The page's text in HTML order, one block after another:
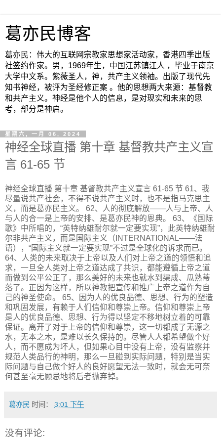
葛亦民博客
葛亦民：伟大的互联网宗教家思想家活动家，香港四季出版
社签约作家。男，1969年生，中国江苏镇江人 ，毕业于南京
大学中文系。紫薇圣人，神，共产主义领袖。出版了现代先
知书神经，被评为圣经修正案 。他的思想两大来源：基督教
和共产主义。神经是他个人的信息，是对现实和未来的思
考，部分是神启。
星期六, 一月 06, 2024
神经全球直播 第十章 基督教共产主义宣
言 61-65 节
神经全球直播 第十章 基督教共产主义宣言 61-65 节 61、我
尽量说共产社会，不得不说共产主义时，也不是指马克思主
义，而是葛亦民主义。 62、人的彻底解放——人与上帝、人
与人的合一是上帝的安排、是葛亦民神的恩典。 63、《国际
歌》中所唱的，“英特纳雄耐尔就一定要实现”，此英特纳雄耐
尔非共产主义，而是国际主义（INTERNATIONAL——法
语），“国际主义就一定要实现”不过是全球化的诉求而已。
64、人类的未来取决于上帝以及人们对上帝之道的领悟和追
求，一旦全人类对上帝之道达成了共识，都能遵循上帝之道
而做到公平公正了，那么美好的未来也就水到渠成、瓜熟蒂
落了。正因为这样，所以神教把宣传和推广上帝之道作为自
己的神圣使命。 65、因为人的优良品德、思想、行为的塑造
和巩固发展，有赖于人们信仰和尊崇上帝。信仰和尊崇上帝
是人的优良品德、思想、行为得以坚定不移地树立着的可靠
保证。离开了对于上帝的信仰和尊崇，这一切都成了无源之
水，无本之木，是难以长久保持的。尽管人人都希望做个好
人，而不愿成为坏人，但如果心目中没有上帝，没有监察并
规范人类品行的神明，那么一旦碰到实际问题，特别是当实
际问题与自己做个好人的良好愿望无法一致时，就会无可奈
何甚至毫无顾忌地将后者抛弃掉。
葛亦民 时间： 3:01 下午
没有评论: